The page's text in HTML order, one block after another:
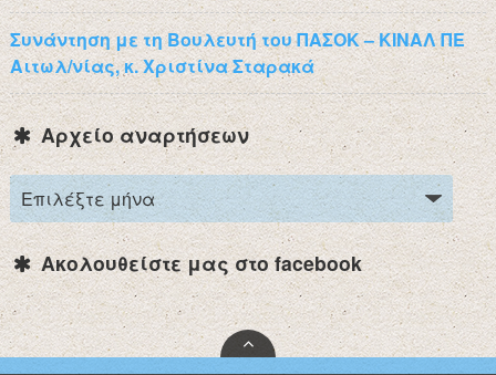
Συνάντηση με τη Βουλευτή του ΠΑΣΟΚ – ΚΙΝΑΛ ΠΕ
Αιτωλ/νίας, κ. Χριστίνα Σταρακά
Αρχείο αναρτήσεων
Ακολουθείστε μας στο facebook